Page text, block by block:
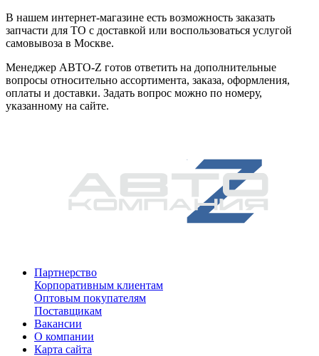
В нашем интернет-магазине есть возможность заказать
запчасти для ТО с доставкой или воспользоваться услугой
самовывоза в Москве.
Менеджер АВТО-Z готов ответить на дополнительные
вопросы относительно ассортимента, заказа, оформления,
оплаты и доставки. Задать вопрос можно по номеру,
указанному на сайте.
Партнерство
Корпоративным клиентам
Оптовым покупателям
Поставщикам
Вакансии
О компании
Карта сайта